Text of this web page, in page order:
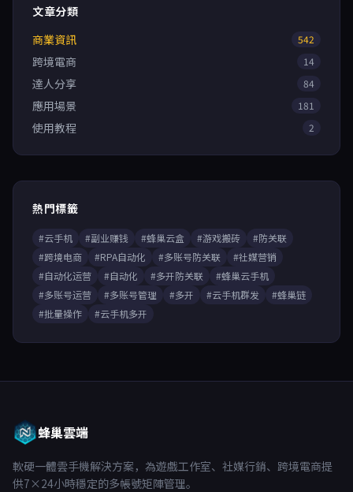
文章分類
商業資訊
542
跨境電商 14
達人分享 84
應用場景 181
使用教程 2
熱門標籤
#云手机 #副业赚钱 #蜂巢云盒 #游戏搬砖
#防关联
#跨境电商
#RPA自动化 #多账号防关联
#社媒营销
#自动化运营
#自动化 #多开防关联
#蜂巢云手机
#多账号运营
#多账号管理 #多开 #云手机群发
#蜂巢链
#批量操作
#云手机多开
蜂巢雲端
軟硬一體雲手機解決方案，為遊戲工作室、社媒行銷、跨境電商提
供7×24小時穩定的多帳號矩陣管理。